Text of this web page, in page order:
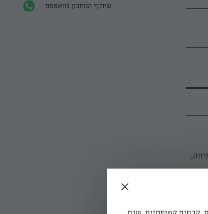
דקות מרגע הרתיחה.
שיתוף המתכון בוואטספ